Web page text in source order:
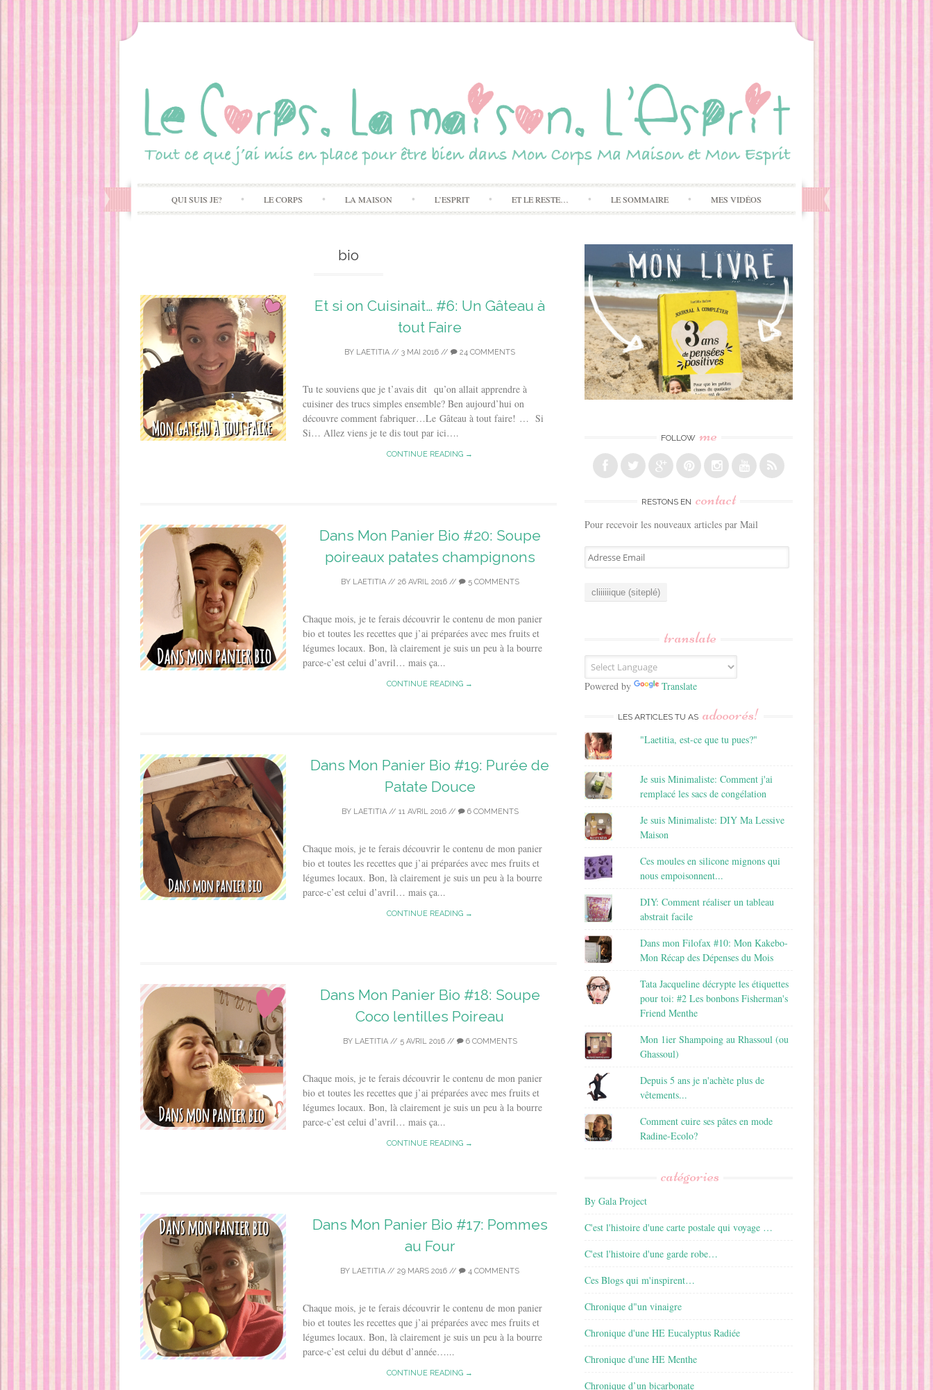
QUI SUIS JE? LE CORPS LA MAISON L’ESPRIT ET LE RESTE… LE SOMMAIRE MES VIDÉOS
bio
Et si on Cuisinait… #6: Un Gâteau à
tout Faire
BY LAETITIA // 3 MAI 2016 // 24 COMMENTS
Tu te souviens que je t’avais dit qu’on allait apprendre à
cuisiner des trucs simples ensemble? Ben aujourd’hui on
découvre comment fabriquer…Le Gâteau à tout faire! … Si
Si… Allez viens je te dis tout par ici….
CONTINUE READING →
Dans Mon Panier Bio #20: Soupe
poireaux patates champignons
BY LAETITIA// 26 AVRIL 2016// 5 COMMENTS
Chaque mois, je te ferais découvrir le contenu de mon panier
bio et toutes les recettes que j’ai préparées avec mes fruits et
légumes locaux. Bon, là clairement je suis un peu à la bourre
parce-c’est celui d’avril… mais ça...
CONTINUE READING →
Dans Mon Panier Bio #19: Purée de
Patate Douce
BY LAETITIA// 11 AVRIL 2016// 6 COMMENTS
Chaque mois, je te ferais découvrir le contenu de mon panier
bio et toutes les recettes que j’ai préparées avec mes fruits et
légumes locaux. Bon, là clairement je suis un peu à la bourre
parce-c’est celui d’avril… mais ça...
CONTINUE READING →
Dans Mon Panier Bio #18: Soupe
Coco lentilles Poireau
BY LAETITIA// 5 AVRIL 2016// 6 COMMENTS
Chaque mois, je te ferais découvrir le contenu de mon panier
bio et toutes les recettes que j’ai préparées avec mes fruits et
légumes locaux. Bon, là clairement je suis un peu à la bourre
parce-c’est celui d’avril… mais ça...
CONTINUE READING →
Dans Mon Panier Bio #17: Pommes
au Four
BY LAETITIA // 29 MARS 2016 // 4 COMMENTS
Chaque mois, je te ferais découvrir le contenu de mon panier
bio et toutes les recettes que j’ai préparées avec mes fruits et
légumes locaux. Bon, là clairement je suis un peu à la bourre
parce-c’est celui du début d’année…...
CONTINUE READING →
FOLLOW me
RESTONS EN contact
Pour recevoir les nouveaux articles par Mail
A
d
E
m
a
translate
Powered by Translate
LES ARTICLES TU AS adooorés!
"Laetitia, est-ce que tu pues?"
Je suis Minimaliste: Comment j'ai
remplacé les sacs de congélation
Je suis Minimaliste: DIY Ma Lessive
Maison
Ces moules en silicone mignons qui
nous empoisonnent...
DIY: Comment réaliser un tableau
abstrait facile
Dans mon Filofax #10: Mon Kakebo-
Mon Récap des Dépenses du Mois
Tata Jacqueline décrypte les étiquettes
pour toi: #2 Les bonbons Fisherman's
Friend Menthe
Mon 1ier Shampoing au Rhassoul (ou
Ghassoul)
Depuis 5 ans je n'achète plus de
vêtements...
Comment cuire ses pâtes en mode
Radine-Ecolo?
catégories
By Gala Project
C'est l'histoire d'une carte postale qui voyage …
C'est l'histoire d'une garde robe…
Ces Blogs qui m'inspirent…
Chronique d"un vinaigre
Chronique d'une HE Eucalyptus Radiée
Chronique d'une HE Menthe
Chronique d’un bicarbonate